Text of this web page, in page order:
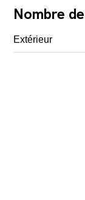
Nombre
Extérieur